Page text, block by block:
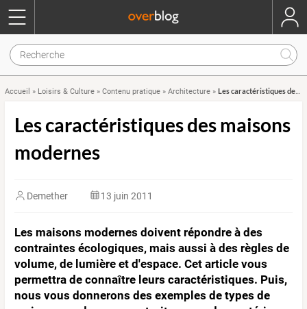
Accueil » Loisirs & Culture » Contenu pratique » Architecture » Les caractéristiques des maisons modernes
Les caractéristiques des maisons
modernes
Demether 13 juin 2011
Les maisons modernes doivent répondre à des
contraintes écologiques, mais aussi à des règles de
volume, de lumière et d'espace. Cet article vous
permettra de connaître leurs caractéristiques. Puis,
nous vous donnerons des exemples de types de